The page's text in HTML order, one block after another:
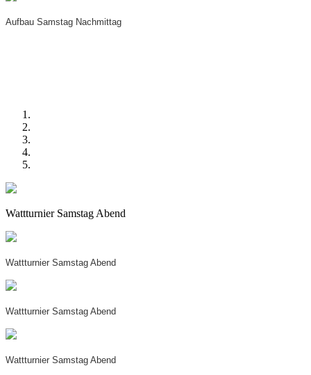
Aufbau Samstag Nachmittag
Wattturnier Samstag Abend
Wattturnier Samstag Abend
Wattturnier Samstag Abend
Wattturnier Samstag Abend